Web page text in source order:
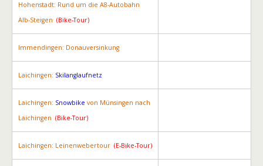
Hohenstadt: Rund um die A8-Autobahn
Alb-Steigen (Bike-Tour)
Immendingen: Donauversinkung
Laichingen: Skilanglaufnetz
Laichingen: Snowbike von Münsingen nach
Laichingen (Bike-Tour)
Laichingen: Leinenwebertour (E-Bike-Tour)